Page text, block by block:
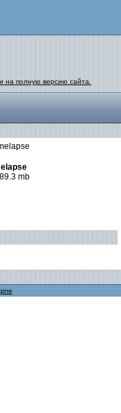
на полную версию сайта.
mb